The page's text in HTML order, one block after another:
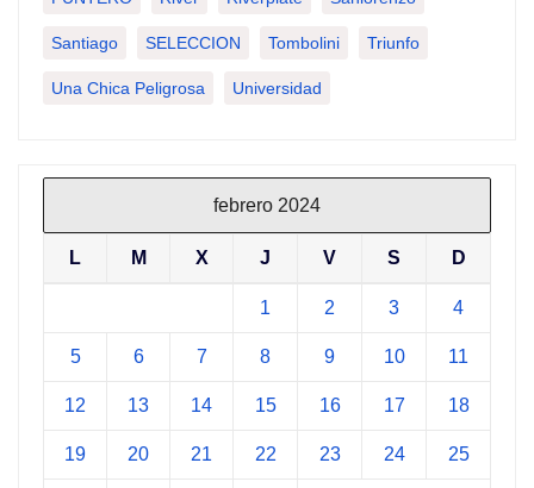
Santiago SELECCION Tombolini Triunfo
Una Chica Peligrosa Universidad
febrero 2024
L M X J V S D
1 2 3 4
5 6 7 8 9 10 11
12 13 14 15 16 17 18
19 20 21 22 23 24 25